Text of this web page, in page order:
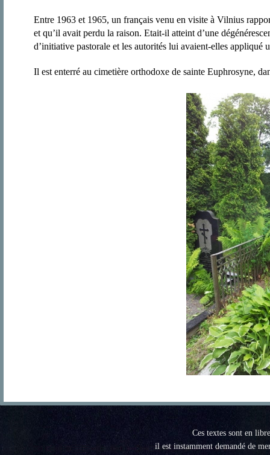
Entre 1963 et 1965, un français venu en visite à Vilnius
et qu’il avait perdu la raison. Etait-il atteint d’une
d’initiative pastorale et les autorités lui avaient-elles appliqué
Il est enterré au cimetière orthodoxe de sainte Euphrosyne,
Ces textes sont en
il est instamment demandé de